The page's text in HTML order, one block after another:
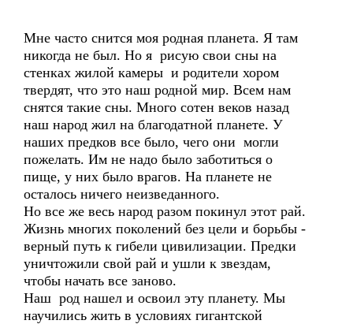
Мне часто снится моя родная планета. Я там
никогда не был. Но я рисую свои сны на
стенках жилой камеры и родители хором
твердят, что это наш родной мир. Всем нам
снятся такие сны. Много сотен веков назад
наш народ жил на благодатной планете. У
наших предков все было, чего они могли
пожелать. Им не надо было заботиться о
пище, у них было врагов. На планете не
осталось ничего неизведанного.
Но все же весь народ разом покинул этот рай.
Жизнь многих поколений без цели и борьбы -
верный путь к гибели цивилизации. Предки
уничтожили свой рай и ушли к звездам,
чтобы начать все заново.
Наш род нашел и освоил эту планету. Мы
научились жить в условиях гигантской